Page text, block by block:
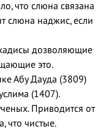
что слюна связана
слюна наджис, если
хадисы дозволяющие
это.
Абу Дауда (3809)
(1407).
Приводится от
что чистые.